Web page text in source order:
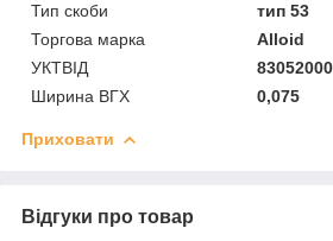
Тип скоби
тип 53
Торгова марка
Alloid
УКТВІД
Ширина ВГХ
0,075
Приховати
Відгуки про товар